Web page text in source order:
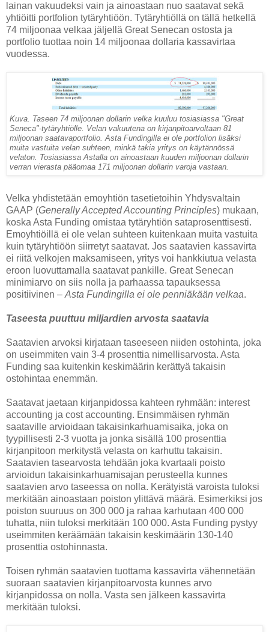
lainan vakuudeksi vain ja ainoastaan nuo saatavat sekä
yhtiöitti portfolion tytäryhtiöön. Tytäryhtiöllä on tällä hetkellä
74 miljoonaa velkaa jäljellä Great Senecan ostosta ja
portfolio tuottaa noin 14 miljoonaa dollaria kassavirtaa
vuodessa.
Kuva. Taseen 74 miljoonan dollarin velka kuuluu tosiasiassa "Great
Seneca"-tytäryhtiölle. Velan vakuutena on kirjanpitoarvoltaan 81
miljoonan saatavaportfolio. Asta Fundingilla ei ole portfolion lisäksi
muita vastuita velan suhteen, minkä takia yritys on käytännössä
velaton. Tosiasiassa Astalla on ainoastaan kuuden miljoonan dollarin
verran vierasta pääomaa 171 miljoonan dollarin varoja vastaan.
Velka yhdistetään emoyhtiön tasetietoihin Yhdysvaltain
GAAP (Generally Accepted Accounting Principles) mukaan,
koska Asta Funding omistaa tytäryhtiön sataprosenttisesti.
Emoyhtiöillä ei ole velan suhteen kuitenkaan muita vastuita
kuin tytäryhtiöön siirretyt saatavat. Jos saatavien kassavirta
ei riitä velkojen maksamiseen, yritys voi hankkiutua velasta
eroon luovuttamalla saatavat pankille. Great Senecan
minimiarvo on siis nolla ja parhaassa tapauksessa
positiivinen – Asta Fundingilla ei ole penniäkään velkaa.
Taseesta puuttuu miljardien arvosta saatavia
Saatavien arvoksi kirjataan taseeseen niiden ostohinta, joka
on useimmiten vain 3-4 prosenttia nimellisarvosta. Asta
Funding saa kuitenkin keskimäärin kerättyä takaisin
ostohintaa enemmän.
Saatavat jaetaan kirjanpidossa kahteen ryhmään: interest
accounting ja cost accounting. Ensimmäisen ryhmän
saataville arvioidaan takaisinkarhuamisaika, joka on
tyypillisesti 2-3 vuotta ja jonka sisällä 100 prosenttia
kirjanpitoon merkitystä velasta on karhuttu takaisin.
Saatavien tasearvosta tehdään joka kvartaali poisto
arvioidun takaisinkarhuamisajan perusteella kunnes
saatavien arvo taseessa on nolla. Kerätyistä varoista tuloksi
merkitään ainoastaan poiston ylittävä määrä. Esimerkiksi jos
poiston suuruus on 300 000 ja rahaa karhutaan 400 000
tuhatta, niin tuloksi merkitään 100 000. Asta Funding pystyy
useimmiten keräämään takaisin keskimäärin 130-140
prosenttia ostohinnasta.
Toisen ryhmän saatavien tuottama kassavirta vähennetään
suoraan saatavien kirjanpitoarvosta kunnes arvo
kirjanpidossa on nolla. Vasta sen jälkeen kassavirta
merkitään tuloksi.